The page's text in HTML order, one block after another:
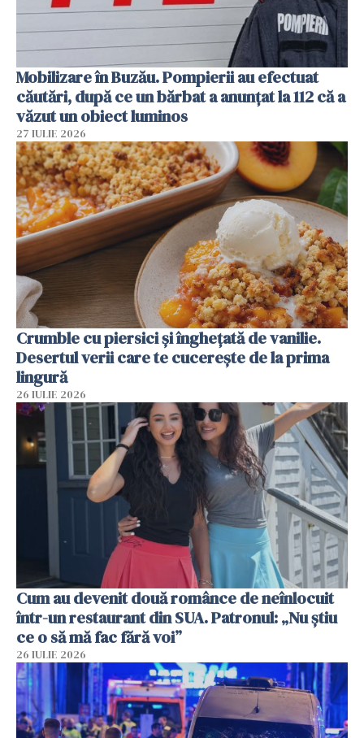
Mobilizare în Buzău. Pompierii au efectuat
căutări, după ce un bărbat a anunțat la 112 că a
văzut un obiect luminos
27 IULIE 2026
Crumble cu piersici și înghețată de vanilie.
Desertul verii care te cucerește de la prima
lingură
26 IULIE 2026
Cum au devenit două românce de neînlocuit
într-un restaurant din SUA. Patronul: „Nu știu
ce o să mă fac fără voi”
26 IULIE 2026